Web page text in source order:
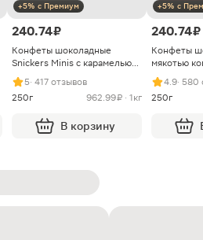
+5% с Премиум
240.74 ₽
Конфеты шоколадные
Snickers Minis с карамелью
арахисом и нугой
5· 417 отзывов
250г
962.99 ₽ · 1кг
В корзину
+5% с
240.74 ₽
Конфеты
мякотью
4.9· 580
250г